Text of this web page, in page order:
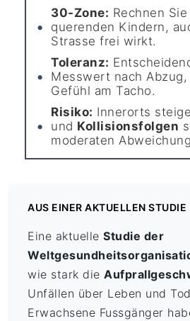
30-Zone: Rechnen
querenden Kindern,
Strasse frei wirkt.
Toleranz:
Messwert nach
Gefühl am Tacho.
Risiko: Innerorts
und Kollisionsfolgen
moderaten
AUS EINER AKTUELLEN STUDIE
Eine aktuelleStudie der
wie stark die
Unfällen über Leben und
Erwachsene Fussgänger